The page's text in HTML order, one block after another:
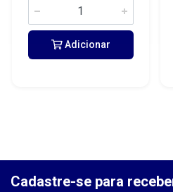
Adicionar
Cadastre-se para